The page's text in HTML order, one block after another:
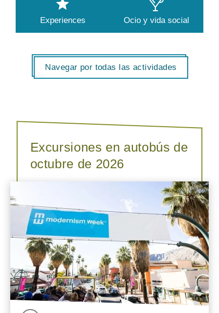
Experiences Ocio y vida social
Navegar por todas las actividades
Excursiones en autobús de
octubre de 2026